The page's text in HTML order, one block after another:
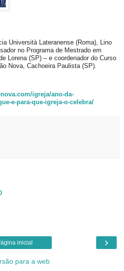
Università Lateranense (Roma), Lino
no Programa de Mestrado em
Lorena (SP) – e coordenador do Curso
Nova, Cachoeira Paulista (SP).
igreja/ano-da-
e-para-que-igreja-o-celebra/
›
inicial
para a web